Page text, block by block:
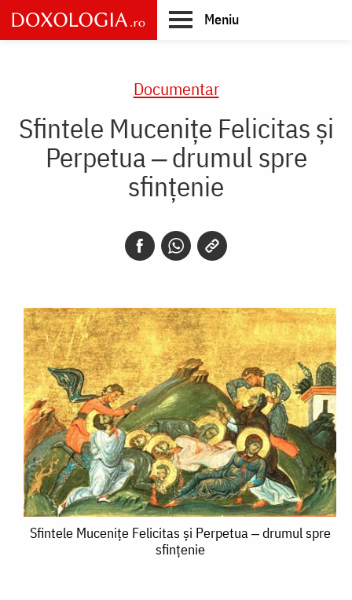
Skip
to
main
Meniu
Documentar
Sfintele Mucenițe Felicitas și
Perpetua ‒ drumul spre
sfințenie
Sfintele
Sfintele Mucenițe Felicitas și Perpetua ‒ drumul spre
sfințenie